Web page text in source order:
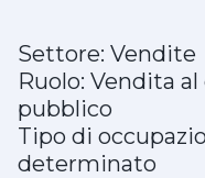
Settore: Vendite
Ruolo: Vendita
pubblico
Tipo di
determinato